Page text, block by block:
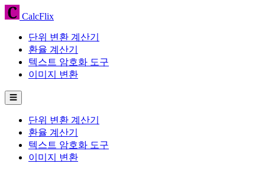
CalcFlix
단위 변환 계산기
환율 계산기
텍스트 암호화 도구
이미지 변환
☰
단위 변환 계산기
환율 계산기
텍스트 암호화 도구
이미지 변환